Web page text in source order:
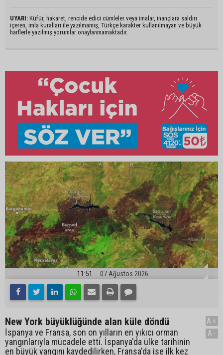
UYARI: Küfür, hakaret, rencide edici cümleler veya imalar, inançlara saldırı
içeren, imla kuralları ile yazılmamış, Türkçe karakter kullanılmayan ve büyük
harflerle yazılmış yorumlar onaylanmamaktadır.
11:51 07 Ağustos 2026
New York büyüklüğünde alan küle döndü
İspanya ve Fransa, son on yılların en yıkıcı orman
yangınlarıyla mücadele etti. İspanya'da ülke tarihinin
en büyük yangını kaydedilirken, Fransa'da ise ilk kez
A+
A-